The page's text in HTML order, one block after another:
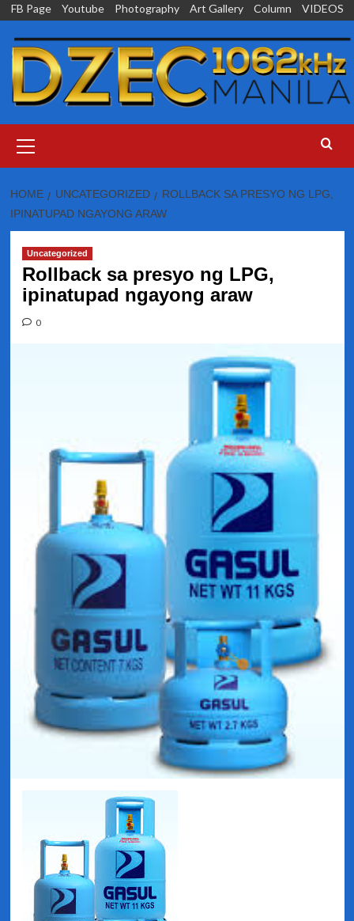
Skip
content
FB Page Youtube Photography Art Gallery Column VIDEOS
Menu
HOME UNCATEGORIZED
ROLLBACK SA PRESYO NG LPG,
IPINATUPAD NGAYONG ARAW
Uncategorized
Rollback sa presyo ng LPG,
ipinatupad ngayong araw
0